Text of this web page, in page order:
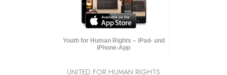
Youth for Human Rights – iPad- und
iPhone-App
UNITED FOR HUMAN RIGHTS